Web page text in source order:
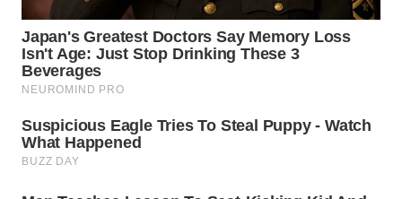
DAIRI
WN
DANAU
TOBA
WN
NIAS